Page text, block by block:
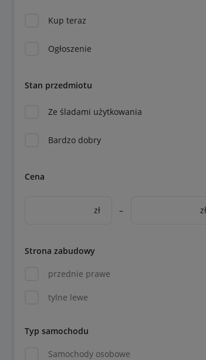
Kup teraz
Ogłoszenie
Stan przedmiotu
Ze śladami użytkowania
Bardzo dobry
Cena
zł – zł
Strona zabudowy
przednie prawe
tylne lewe
Typ samochodu
Samochody osobowe